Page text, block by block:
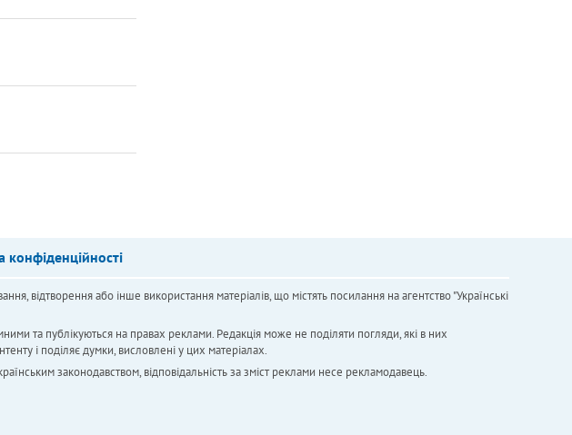
конфіденційності
відтворення або інше використання матеріалів, що містять посилання на агентство "Українськi
та публікуються на правах реклами. Редакція може не поділяти погляди, які в них
і поділяє думки, висловлені у цих матеріалах.
законодавством, відповідальність за зміст реклами несе рекламодавець.